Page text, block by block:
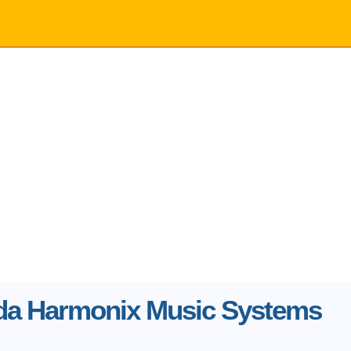
Harmonix Music Systems